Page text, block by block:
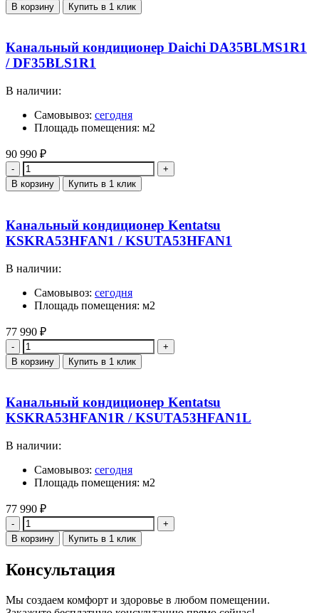
В корзину Купить в 1 клик
Канальный кондиционер Daichi DA35BLMS1R1
/ DF35BLS1R1
В наличии:
Самовывоз: сегодня
Площадь помещения: м2
90 990 ₽
Количество
В корзину Купить в 1 клик
Канальный кондиционер Kentatsu
KSKRA53HFAN1 / KSUTA53HFAN1
В наличии:
Самовывоз: сегодня
Площадь помещения: м2
77 990 ₽
Количество
В корзину Купить в 1 клик
Канальный кондиционер Kentatsu
KSKRA53HFAN1R / KSUTA53HFAN1L
В наличии:
Самовывоз: сегодня
Площадь помещения: м2
77 990 ₽
Количество
В корзину Купить в 1 клик
Консультация
Мы создаем комфорт и здоровье в любом помещении.